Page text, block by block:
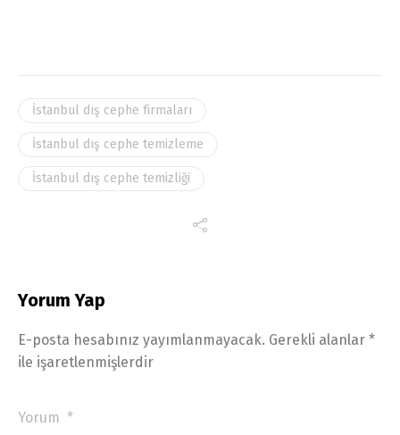
İstanbul dış cephe firmaları
İstanbul dış cephe temizleme
İstanbul dış cephe temizliği
Yorum Yap
E-posta hesabınız yayımlanmayacak. Gerekli alanlar *
ile işaretlenmişlerdir